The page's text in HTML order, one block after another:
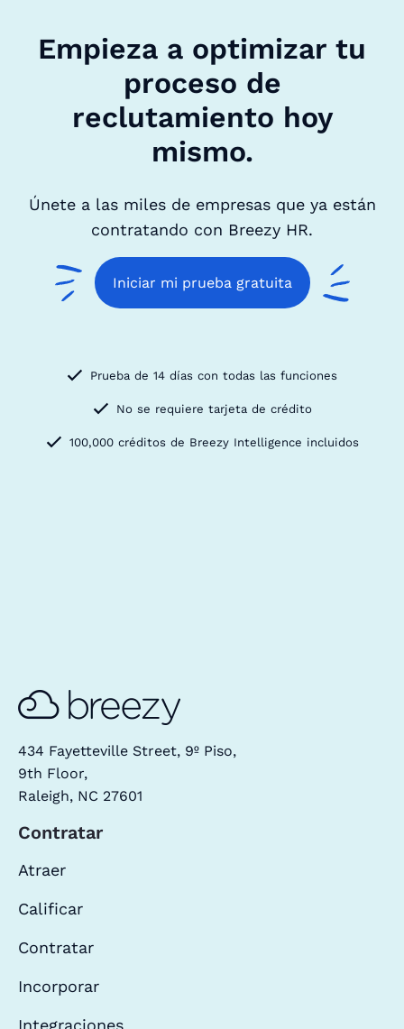
Empieza a optimizar tu
proceso de
reclutamiento hoy
mismo.
Únete a las miles de empresas que ya están
contratando con Breezy HR.
Iniciar mi prueba gratuita
Prueba de 14 días con todas las funciones
No se requiere tarjeta de crédito
100,000 créditos de Breezy Intelligence incluidos
434 Fayetteville Street, 9º Piso,
9th Floor,
Raleigh, NC 27601
Contratar
Atraer
Calificar
Contratar
Incorporar
Integraciones